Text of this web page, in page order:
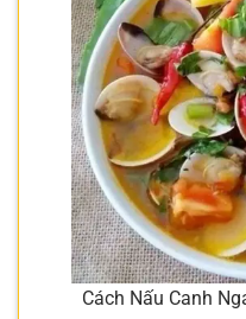
Cách Nấu Canh